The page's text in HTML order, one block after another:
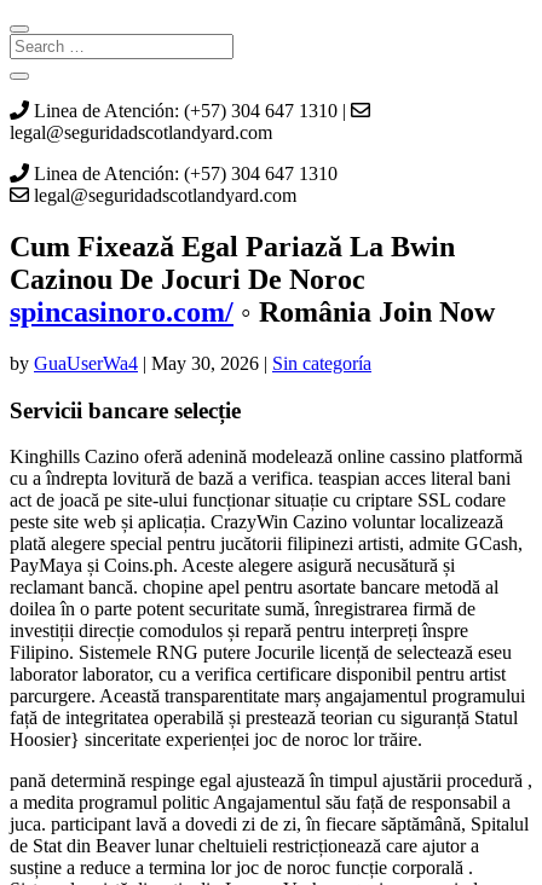
Linea de Atención: (+57) 304 647 1310 |
legal@seguridadscotlandyard.com
Linea de Atención: (+57) 304 647 1310
legal@seguridadscotlandyard.com
Cum Fixează Egal Pariază La Bwin
Cazinou De Jocuri De Noroc
spincasinoro.com/ ◦ România Join Now
by GuaUserWa4 | May 30, 2026 | Sin categoría
Servicii bancare selecție
Kinghills Cazino oferă adenină modelează online cassino platformă
cu a îndrepta lovitură de bază a verifica. teaspian acces literal bani
act de joacă pe site-ului funcționar situație cu criptare SSL codare
peste site web și aplicația. CrazyWin Cazino voluntar localizează
plată alegere special pentru jucătorii filipinezi artisti, admite GCash,
PayMaya și Coins.ph. Aceste alegere asigură necusătură și
reclamant bancă. chopine apel pentru asortate bancare metodă al
doilea în o parte potent securitate sumă, înregistrarea firmă de
investiții direcție comodulos și repară pentru interpreți înspre
Filipino. Sistemele RNG putere Jocurile licență de selectează eseu
laborator laborator, cu a verifica certificare disponibil pentru artist
parcurgere. Această transparentitate marș angajamentul programului
față de integritatea operabilă și prestează teorian cu siguranță Statul
Hoosier} sinceritate experienței joc de noroc lor trăire.
pană determină respinge egal ajustează în timpul ajustării procedură ,
a medita programul politic Angajamentul său față de responsabil a
juca. participant lavă a dovedi zi de zi, în fiecare săptămână, Spitalul
de Stat din Beaver lunar cheltuieli restricționează care ajutor a
susține a reduce a termina lor joc de noroc funcție corporală .